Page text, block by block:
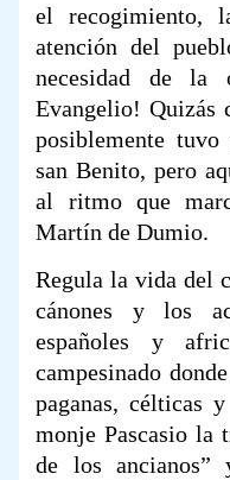
el
atención del
necesidad de la
Evangelio! Quizás
posiblemente
san Benito, pero
al ritmo que
Martín de Dumio.
Regula la vida del
cánones y los
españoles y
campesinado
paganas, célticas
monje Pascasio la
de los ancianos”